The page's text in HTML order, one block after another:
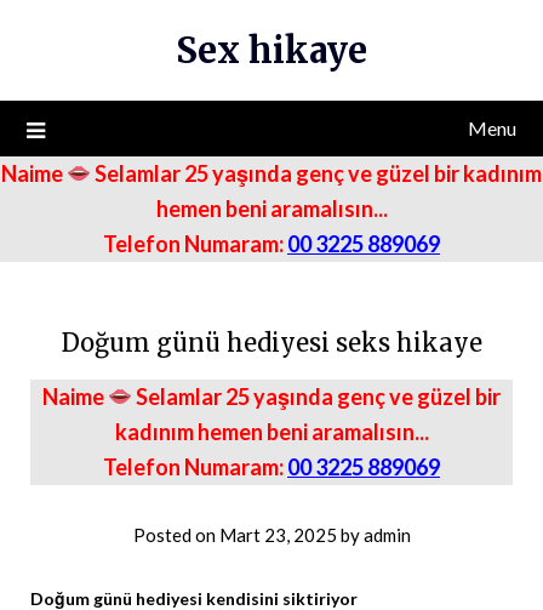
Sex hikaye
Menu
Naime
Selamlar 25 yaşında genç ve güzel bir kadınım
hemen beni aramalısın...
Telefon Numaram:00 3225 889069
Doğum günü hediyesi seks hikaye
Naime
Selamlar 25 yaşında genç ve güzel bir
kadınım hemen beni aramalısın...
Telefon Numaram:00 3225 889069
Posted on Mart 23, 2025 byadmin
Doğum günü hediyesi kendisini siktiriyor